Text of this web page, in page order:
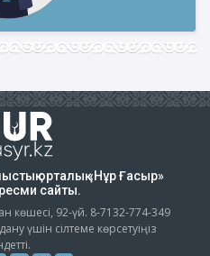
орталық «Нұр Ғасыр»
сайты.
көшесі, 92-үй. 8-7132-774-349
үшін сілтеме көрсетуіңіз